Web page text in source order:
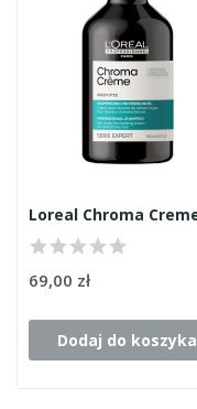
69,00 zł
Dodaj do koszyka